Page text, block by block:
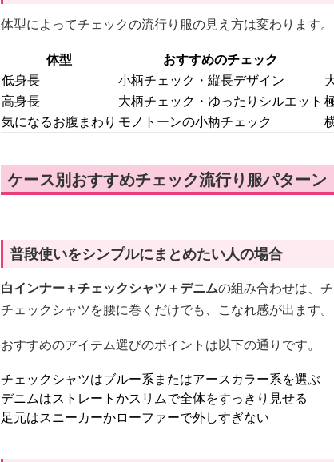
体型によってチェックの流行り服の見え方は変わります。
体型
おすすめのチェック
低身長
小柄チェック・縦長デザイン
高身長
大柄チェック・ゆったりシルエット
気になるお腹まわり モノトーンの小柄チェック
ケース別おすすめチェック流行り服パターン
普段使いをシンプルにまとめたい人の場合
白インナー＋チェックシャツ＋デニムの組み合わせは、
チェックシャツを腰に巻くだけでも、こなれ感が出ます。
おすすめのアイテム選びのポイントは以下の通りです。
チェックシャツはブルー系またはアースカラー系を選ぶ
デニムはストレートかスリムで全体をすっきり見せる
足元はスニーカーかローファーで外しすぎない